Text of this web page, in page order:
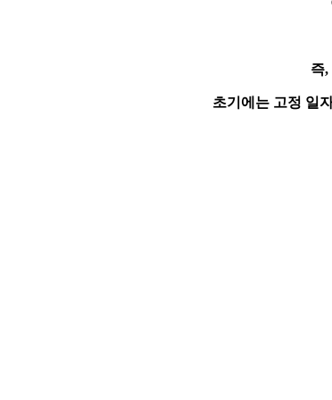
즉
초기에는 고정 일